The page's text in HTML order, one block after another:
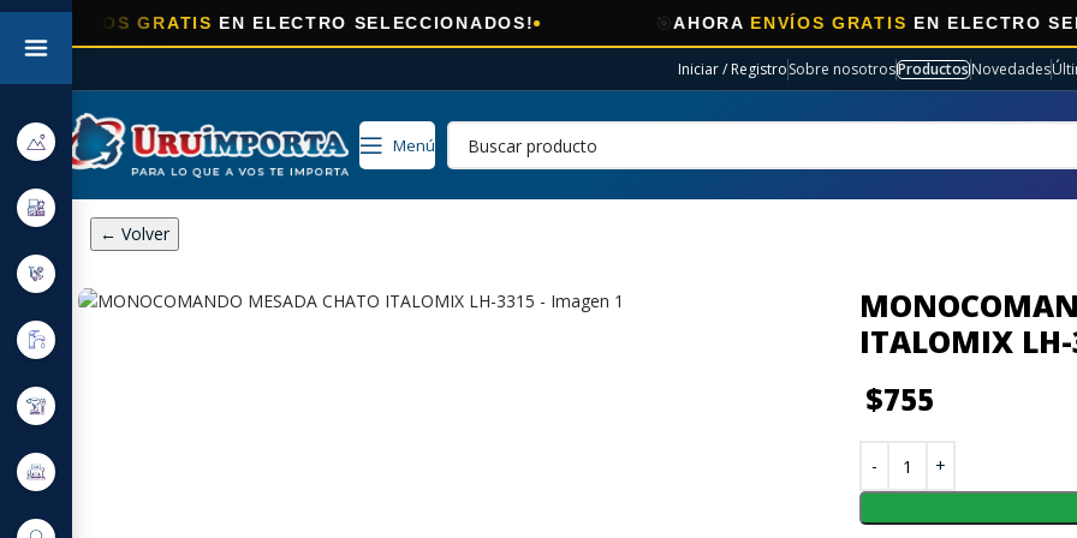
GRATISEN ELECTRO SELECCIONADOS! ENVÍOS GRATISEN ELECTRO
Iniciar / RegistroSobre nosotrosProductosNovedades
Menú
← Volver
ITALOMIX
$755